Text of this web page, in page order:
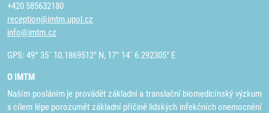
+420 585632180
reception@imtm.upol.cz
info@imtm.cz
GPS: 49° 35´ 10.1869512" N, 17° 14´ 6.292305" E
O IMTM
Naším posláním je provádět základní a translační biomedicínský výzkum
s cílem lépe porozumět základní příčině lidských infekčních onemocnění